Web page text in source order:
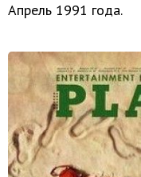
Апрель 1991 года.